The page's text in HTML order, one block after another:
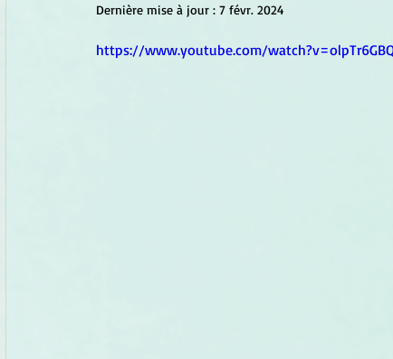
Fleurs de Bach Géométrie sacrée
Dernière mise à jour : 7 févr. 2024
https://www.youtube.com/